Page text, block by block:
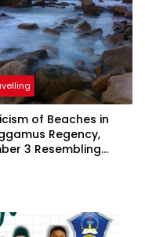
of Beaches in
Regency,
3 Resembling